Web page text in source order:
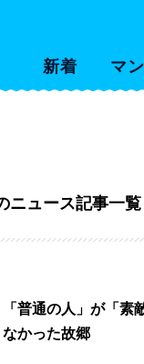
新着 マ
ニュース記事一覧
「普通の人」が「
なかった故郷